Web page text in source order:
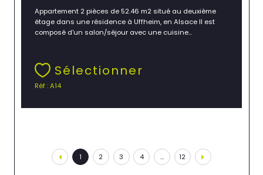
Appartement 2 pièces de 52.46 m2 situé au deuxième
étage dans une résidence à Uffheim, en Alsace Il est
composé d'un salon/séjour avec une cuisine...
Sélectionner
Réf : A14
1 2 3 4 ... 12